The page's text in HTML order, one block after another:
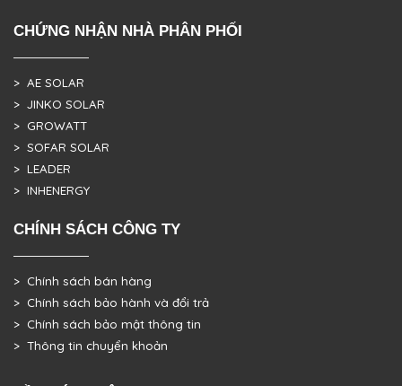
CHỨNG NHẬN NHÀ PHÂN PHỐI
> AE SOLAR
> JINKO SOLAR
> GROWATT
> SOFAR SOLAR
> LEADER
> INHENERGY
CHÍNH SÁCH CÔNG TY
> Chính sách bán hàng
> Chính sách bảo hành và đổi trả
> Chính sách bảo mật thông tin
> Thông tin chuyển khoản